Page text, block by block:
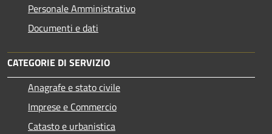
Personale Amministrativo
Documenti e dati
CATEGORIE DI SERVIZIO
Anagrafe e stato civile
Imprese e Commercio
Catasto e urbanistica